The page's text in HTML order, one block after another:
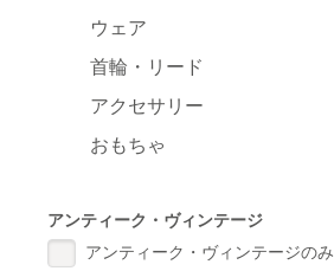
ウェア
首輪・リード
アクセサリー
おもちゃ
アンティーク・ヴィンテージ
アンティーク・ヴィンテージのみ